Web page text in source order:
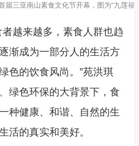
届三亚南山素食文化节开幕，图为“九莲福
越来越多，素食人群也趋
渐成为一部分人的生活方
色的饮食风尚。”苑洪琪
绿色环保的大背景下，食
种健康、和谐、自然的生
活的真实和美好。